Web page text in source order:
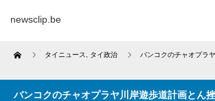
newsclip.be
Home タイニュース タイ政治 バンコクのチャオプラ
バンコクのチャオプラヤ川岸遊歩道計画とん挫